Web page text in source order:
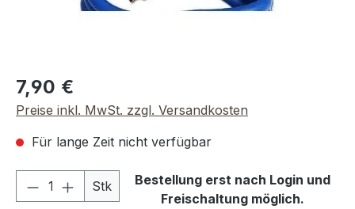
Regulärer Preis:
7,90 €
Preise inkl. MwSt. zzgl. Versandkosten
Für lange Zeit nicht verfügbar
Produkt Anzahl: Gib den
Stk
Bestellung erst nach Login und
Freischaltung möglich.